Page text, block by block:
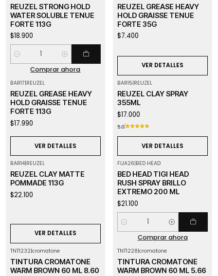
REUZEL STRONG HOLD
WATER SOLUBLE TENUE
FORTE 113G
$18.900
Cantidad
Comprar ahora
REUZEL GREASE HEAVY
HOLD GRAISSE TENUE
FORTE 35G
$7.400
VER DETALLES
BAR17|REUZEL
REUZEL GREASE HEAVY
HOLD GRAISSE TENUE
FORTE 113G
$17.990
VER DETALLES
BAR15|REUZEL
REUZEL CLAY SPRAY
355ML
$17.000
5.0
VER DETALLES
BAR14|REUZEL
REUZEL CLAY MATTE
POMMADE 113G
$22.100
VER DETALLES
FIJA26|BED HEAD
BED HEAD TIGI HEAD
RUSH SPRAY BRILLO
EXTREMO 200 ML
$21.100
Cantidad
Comprar ahora
TNT1232|cromatone
TINTURA CROMATONE
WARM BROWN 60 ML 8.60
TNT1228|cromatone
TINTURA CROMATONE
WARM BROWN 60 ML 5.66